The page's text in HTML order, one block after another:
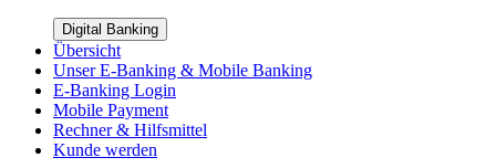
Digital Banking
Übersicht
Unser E-Banking & Mobile Banking
E-Banking Login
Mobile Payment
Rechner & Hilfsmittel
Kunde werden